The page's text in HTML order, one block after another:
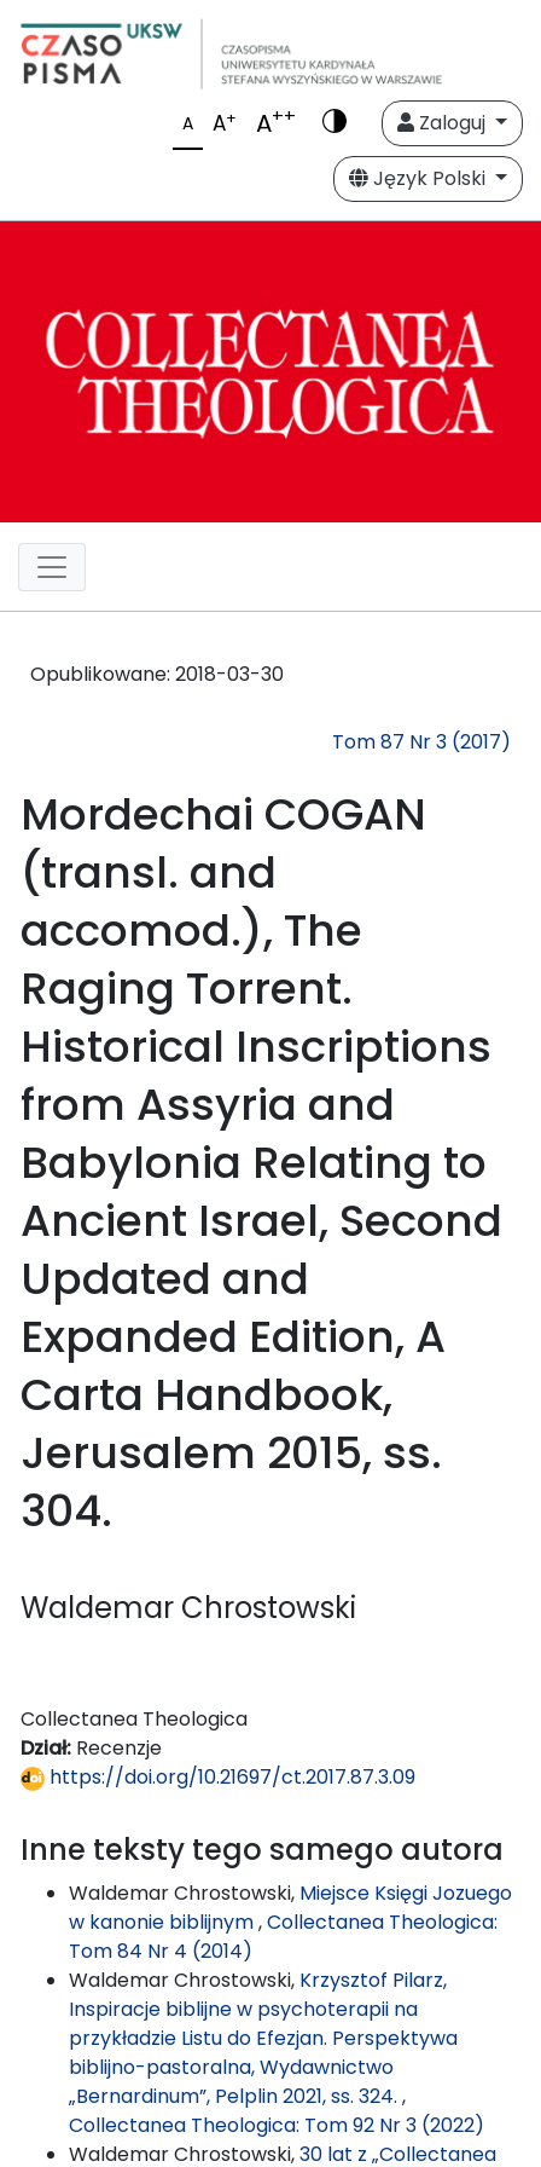
A A+ A++
Zaloguj
Język Polski
Opublikowane: 2018-03-30
Tom 87 Nr 3 (2017)
Mordechai COGAN
(transl. and
accomod.), The
Raging Torrent.
Historical Inscriptions
from Assyria and
Babylonia Relating to
Ancient Israel, Second
Updated and
Expanded Edition, A
Carta Handbook,
Jerusalem 2015, ss.
304.
Waldemar Chrostowski
Collectanea Theologica
Dział: Recenzje
https://doi.org/10.21697/ct.2017.87.3.09
Inne teksty tego samego autora
Waldemar Chrostowski, Miejsce Księgi Jozuego
w kanonie biblijnym,Collectanea Theologica:
Tom 84 Nr 4 (2014)
Waldemar Chrostowski, Krzysztof Pilarz,
Inspiracje biblijne w psychoterapii na
przykładzie Listu do Efezjan. Perspektywa
biblijno-pastoralna, Wydawnictwo
„Bernardinum”, Pelplin 2021, ss. 324. ,
Collectanea Theologica: Tom 92 Nr 3 (2022)
Waldemar Chrostowski,30 lat z „Collectanea